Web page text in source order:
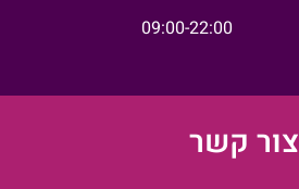
09:00-22:00
צור קשר